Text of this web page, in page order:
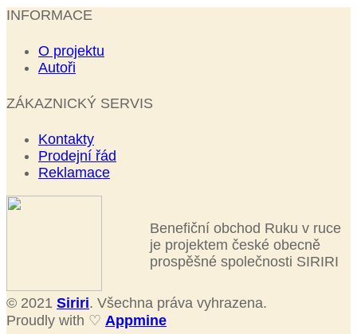
INFORMACE
O projektu
Autoři
ZÁKAZNICKÝ SERVIS
Kontakty
Prodejní řád
Reklamace
Benefiční obchod Ruku v ruce
je projektem české obecně
prospěšné společnosti SIRIRI
© 2021 Siriri. Všechna práva vyhrazena.
Proudly with ♡ Appmine